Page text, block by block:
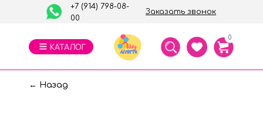
Заказать звонок
+7 (914) 798-08-
00
0
← Назад